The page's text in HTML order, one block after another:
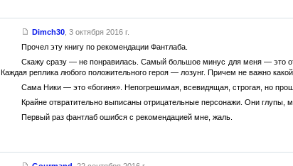
Dimch30, 3 октября 2016 г.
Прочел эту книгу по рекомендации Фантлаба.
Скажу сразу — не понравилась. Самый большое минус для меня — это
Каждая реплика любого положительного героя — лозунг. Причем не важно
Сама Ники — это «богиня». Непогрешимая, всевидящая, строгая, но
Крайне отвратительно выписаны отрицательные персонажи. Они глупы,
Первый раз фантлаб ошибся с рекомендацией мне, жаль.